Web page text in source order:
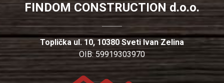
FINDOM CONSTRUCTION d.o.o.
Toplička ul. 10, 10380 Sveti Ivan Zelina
OIB: 59919303970